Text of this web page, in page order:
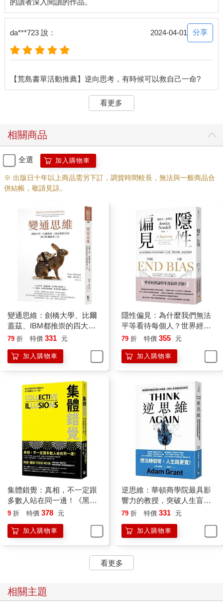
較好是因為學生通常不願意改答案，只有在他們具有相當自信
時，才會去做更動。但是最近的研究提出一個不同的解釋：拉高
成績的原因不見得是去更改你的答案，而是去考慮你是否應該更
我們不只對於重新思考答案心生猶豫，我們也對重新思考的想法
一直覺謬誤。主講者教導他們改變想法的價值，並且向他們提出
何時該這麼做的建議。在他們接下來的兩場考試中，他們依然沒
有表現出更多修改答案的意願。
者：我們經常偏好輕鬆維持舊觀點，而非辛苦掌握新觀點。然
而，在我們抗拒重新思考的背後，還有更深層的力量。質疑自己
會使得這個世界更加不可預期。這需要我們承認事實可能有了變
化，曾經是對的現在可能是錯的。重新考慮我們深信不疑的事會
威脅我們的認同，感覺有如我們失去了部分的自我。
重新思考在我們生活中的每個面向都不是件難事。說到我們的所
有物時，我們會樂於更新。當我們的衣物過時了，我們會汰舊換
新；當廚房趕不上流行，我們會重新裝潢。然而，如果說到我們
的知識和看法，我們傾向於堅持己見。心理學家把它稱為抓住及
凍結。我們喜歡確信的自在勝過懷疑的不自在，而且我們會在堅
定信念之後不再更動。我們會嘲笑別人還在使用Windows 95，然
而我們卻對自己在一九九五年就形成的看法緊抓不放。我們聆聽
那些使我們感覺良好的觀點，而不是讓我們更努力思考的想法。
你或許在某個時候聽說過，假如你把一隻青蛙丟進一鍋滾燙的熱
水裡，牠會立刻跳出來。不過要是你把牠扔進溫水裡，逐漸提高
水溫，青蛙會死掉。牠缺少能力去重新思考這個情況，沒有領悟
到眼前的危險，直到為時已晚。
我最近針對這個普遍流傳的故事做了一些研究，而且發現了一個
把青蛙丟進滾燙的鍋裡，牠會嚴重燙傷，不一定逃得掉。青蛙在
慢慢煮沸的鍋裡比較好：當水溫開始升到熱得難受時，牠就會立
刻跳出去。
重新評估失敗的不是青蛙，是我們。我們聽到這個故事，認為這
是真的之後，就很少會費心去質疑它了。
當曼恩峽谷大火朝他們席捲而來，消防員要做出一個決定。在理
想的世界裡，他們會有足夠的時間暫停下來，分析情況，並且評
估他們的選項。但是大火就在他們的後方不到一百碼熊熊燃燒，
根本沒機會停下來思考。「發生大火時，隊長和小組沒有時間坐
在樹蔭底下，針對大爆炸進行一場柏拉圖式的對話，」學者及前
《年輕人與火》（Young Men and Fire）之中寫道。「假如蘇格
拉底擔任曼恩峽谷大火的隊長，當他和他的組員坐在那裡思考
重新思考情況的能力。十二名消防員送了命，因為道奇的舉動對
他們來說不合理，他們無法及時重新思考他們的臆測。
da***723 說： 2024-04-01 分享
【荒島書單活動推薦】逆向思考，有時候可以救自己一命?
看更多
相關商品
全選 加入購物車
※ 出版日十年以上商品需另下訂，調貨時間較長，無法與一般商品合
併結帳，敬請見諒。
變通思維：劍橋大學、比爾
蓋茲、IBM都推崇的四大問
題解決工具
79 折 特價 331 元
加入購物車
隱性偏見：為什麼我們無法
平等看待每個人？世界經濟
論壇年度最佳書籍！
79 折 特價 355 元
加入購物車
集體錯覺：真相，不一定跟
多數人站在同一邊！《黑馬
思維》暢銷作家最新力作！
9 折 特價 378 元
加入購物車
逆思維：華頓商學院最具影
響力的教授，突破人生盲點
的全局思考
79 折 特價 331 元
加入購物車
看更多
相關主題